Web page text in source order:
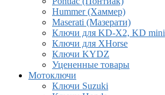
Hummer (Хаммер)
Maserati (Мазерати)
Ключи для KD-X2, KD mini
Ключи для XHorse
Ключи KYDZ
Уцененные товары
Мотоключи
Ключи Suzuki